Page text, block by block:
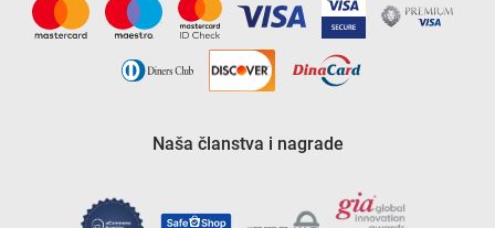
Naša članstva i nagrade